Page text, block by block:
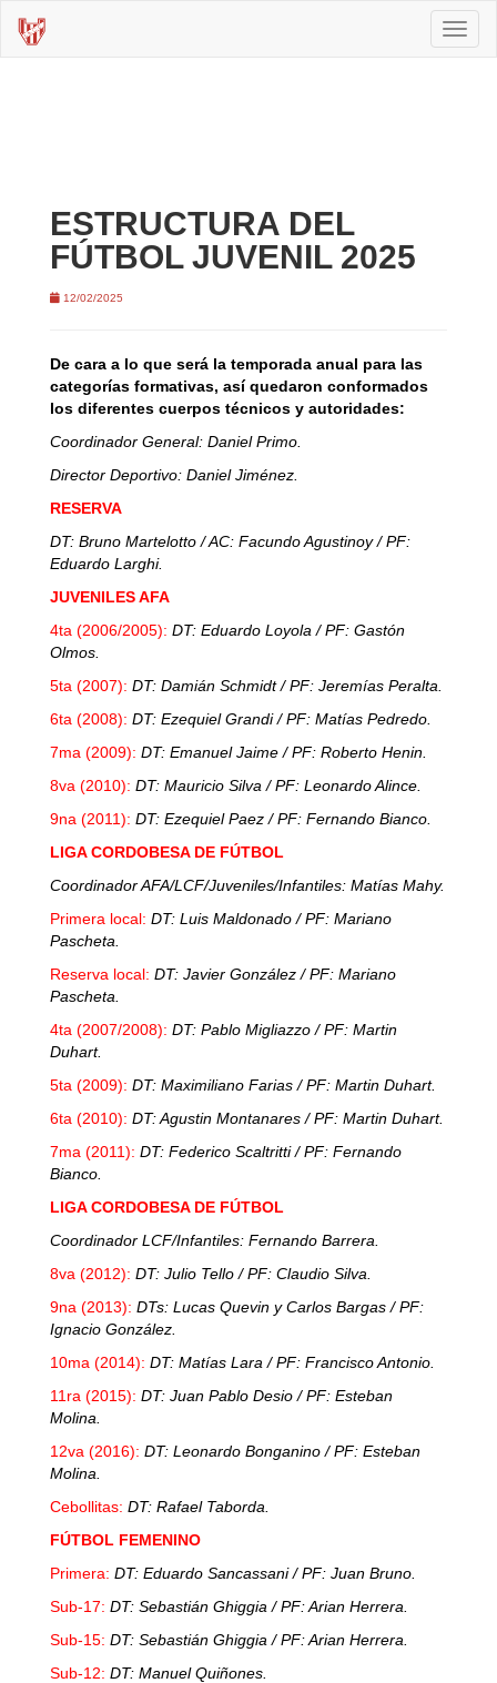
ESTRUCTURA DEL
FÚTBOL JUVENIL 2025
12/02/2025
De cara a lo que será la temporada anual para las
categorías formativas, así quedaron conformados
los diferentes cuerpos técnicos y autoridades:
Coordinador General: Daniel Primo.
Director Deportivo: Daniel Jiménez.
RESERVA
DT: Bruno Martelotto / AC: Facundo Agustinoy / PF:
Eduardo Larghi.
JUVENILES AFA
4ta (2006/2005): DT: Eduardo Loyola / PF: Gastón
Olmos.
5ta (2007): DT: Damián Schmidt / PF: Jeremías Peralta.
6ta (2008): DT: Ezequiel Grandi / PF: Matías Pedredo.
7ma (2009): DT: Emanuel Jaime / PF: Roberto Henin.
8va (2010): DT: Mauricio Silva / PF: Leonardo Alince.
9na (2011): DT: Ezequiel Paez / PF: Fernando Bianco.
LIGA CORDOBESA DE FÚTBOL
Coordinador AFA/LCF/Juveniles/Infantiles: Matías Mahy.
Primera local: DT: Luis Maldonado / PF: Mariano
Pascheta.
Reserva local: DT: Javier González / PF: Mariano
Pascheta.
4ta (2007/2008): DT: Pablo Migliazzo / PF: Martin
Duhart.
5ta (2009): DT: Maximiliano Farias / PF: Martin Duhart.
6ta (2010): DT: Agustin Montanares / PF: Martin Duhart.
7ma (2011): DT: Federico Scaltritti / PF: Fernando
Bianco.
LIGA CORDOBESA DE FÚTBOL
Coordinador LCF/Infantiles: Fernando Barrera.
8va (2012): DT: Julio Tello / PF: Claudio Silva.
9na (2013): DTs: Lucas Quevin y Carlos Bargas / PF:
Ignacio González.
10ma (2014): DT: Matías Lara / PF: Francisco Antonio.
11ra (2015): DT: Juan Pablo Desio / PF: Esteban
Molina.
12va (2016): DT: Leonardo Bonganino / PF: Esteban
Molina.
Cebollitas: DT: Rafael Taborda.
FÚTBOL FEMENINO
Primera: DT: Eduardo Sancassani / PF: Juan Bruno.
Sub-17: DT: Sebastián Ghiggia / PF: Arian Herrera.
Sub-15: DT: Sebastián Ghiggia / PF: Arian Herrera.
Sub-12: DT: Manuel Quiñones.